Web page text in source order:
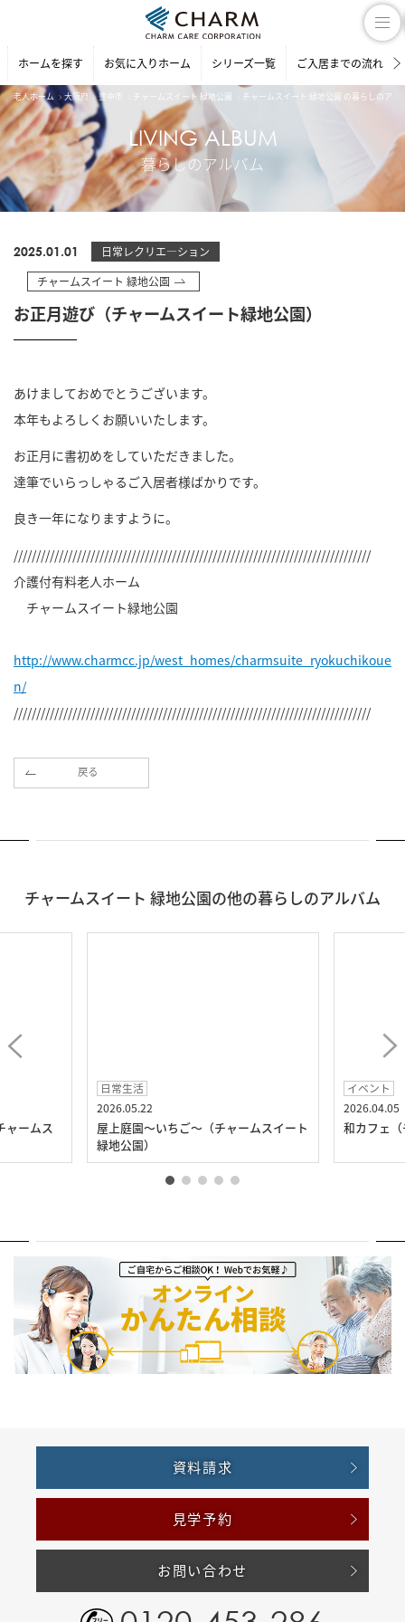
ホームを探す お気に入りホーム シリーズ一覧 ご入居までの流れ
老人ホーム 大阪府 豊中市 チャームスイート 緑地公園 チャームスイート 緑地公園 の暮らしのアル
LIVING ALBUM
暮らしのアルバム
2025.01.01
日常レクリエ―ション
チャームスイート 緑地公園
お正月遊び（チャームスイート緑地公園）
あけましておめでとうございます。
本年もよろしくお願いいたします。
お正月に書初めをしていただきました。
達筆でいらっしゃるご入居者様ばかりです。
良き一年になりますように。
///////////////////////////////////////////////////////////////////////////////
介護付有料老人ホーム
チャームスイート緑地公園
http://www.charmcc.jp/west_homes/charmsuite_ryokuchikoue
n/
///////////////////////////////////////////////////////////////////////////////
戻る
チャームスイート 緑地公園の他の暮らしのアルバム
ャームス
日常生活
2026.05.22
屋上庭園～いちご～（チャームスイート
緑地公園）
イベント
2026.04.05
和カフェ
資料請求
見学予約
お問い合わせ